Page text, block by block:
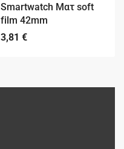
Smartwatch Ματ soft
film 42mm
3,81 €